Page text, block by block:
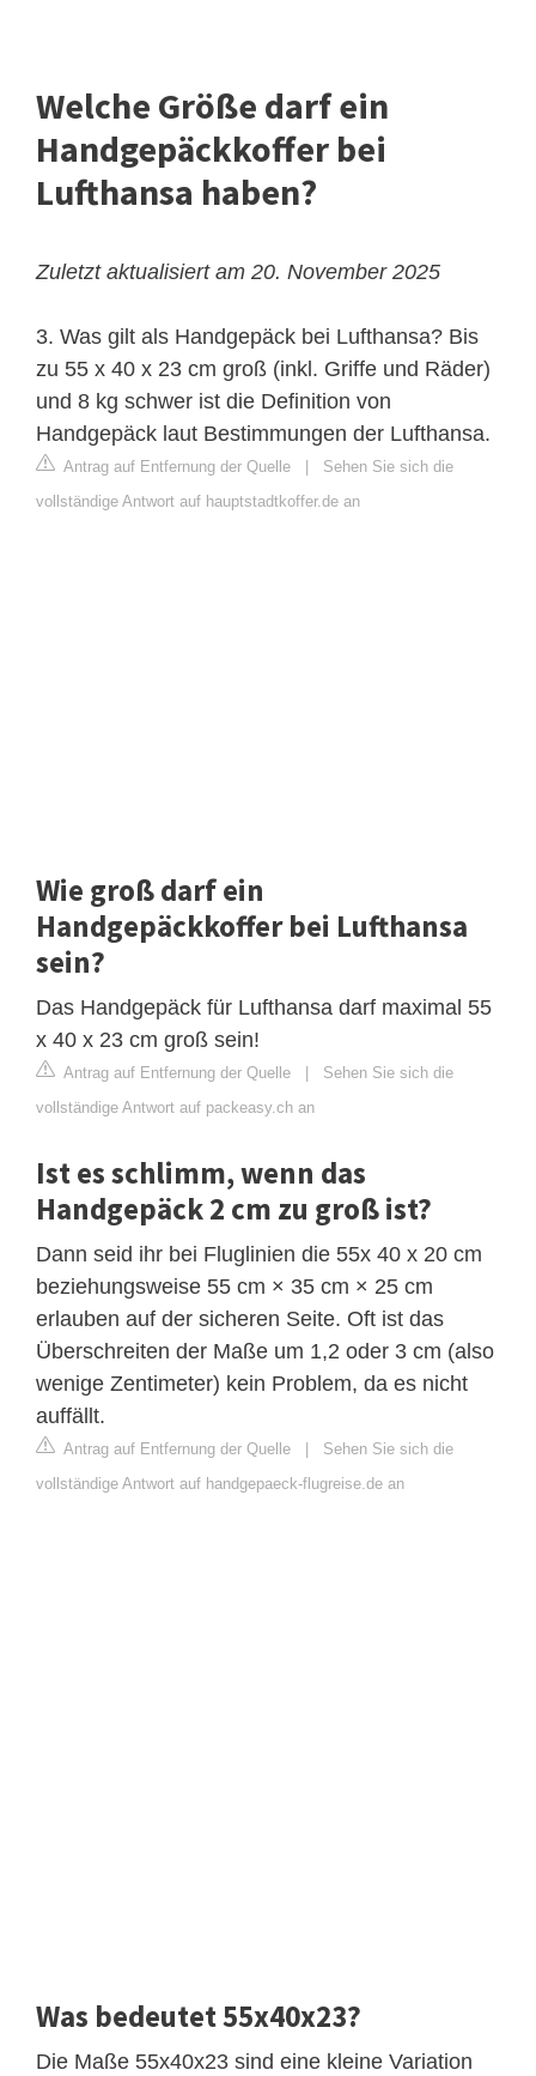
Welche Größe darf ein
Handgepäckkoffer bei
Lufthansa haben?
Zuletzt aktualisiert am 20. November 2025
3. Was gilt als Handgepäck bei Lufthansa? Bis
zu 55 x 40 x 23 cm groß (inkl. Griffe und Räder)
und 8 kg schwer ist die Definition von
Handgepäck laut Bestimmungen der Lufthansa.
Antrag auf Entfernung der Quelle
Sehen Sie sich die
vollständige Antwort auf hauptstadtkoffer.de an
Wie groß darf ein
Handgepäckkoffer bei Lufthansa
sein?
Das Handgepäck für Lufthansa darf maximal 55
x 40 x 23 cm groß sein!
Antrag auf Entfernung der Quelle
Sehen Sie sich die
vollständige Antwort auf packeasy.ch an
Ist es schlimm, wenn das
Handgepäck 2 cm zu groß ist?
Dann seid ihr bei Fluglinien die 55x 40 x 20 cm
beziehungsweise 55 cm × 35 cm × 25 cm
erlauben auf der sicheren Seite. Oft ist das
Überschreiten der Maße um 1,2 oder 3 cm (also
wenige Zentimeter) kein Problem, da es nicht
auffällt.
Antrag auf Entfernung der Quelle
Sehen Sie sich die
vollständige Antwort auf handgepaeck-flugreise.de an
Was bedeutet 55x40x23?
Die Maße 55x40x23 sind eine kleine Variation